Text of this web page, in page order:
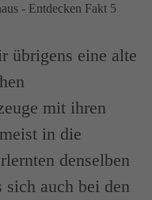
übrigens eine alte
mit ihren
in die
denselben
auch bei den